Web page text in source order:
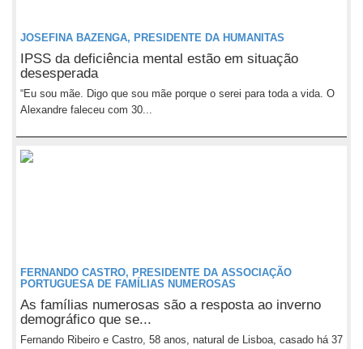
JOSEFINA BAZENGA, PRESIDENTE DA HUMANITAS
IPSS da deficiência mental estão em situação
desesperada
“Eu sou mãe. Digo que sou mãe porque o serei para toda a vida. O
Alexandre faleceu com 30...
FERNANDO CASTRO, PRESIDENTE DA ASSOCIAÇÃO
PORTUGUESA DE FAMÍLIAS NUMEROSAS
As famílias numerosas são a resposta ao inverno
demográfico que se...
Fernando Ribeiro e Castro, 58 anos, natural de Lisboa, casado há 37